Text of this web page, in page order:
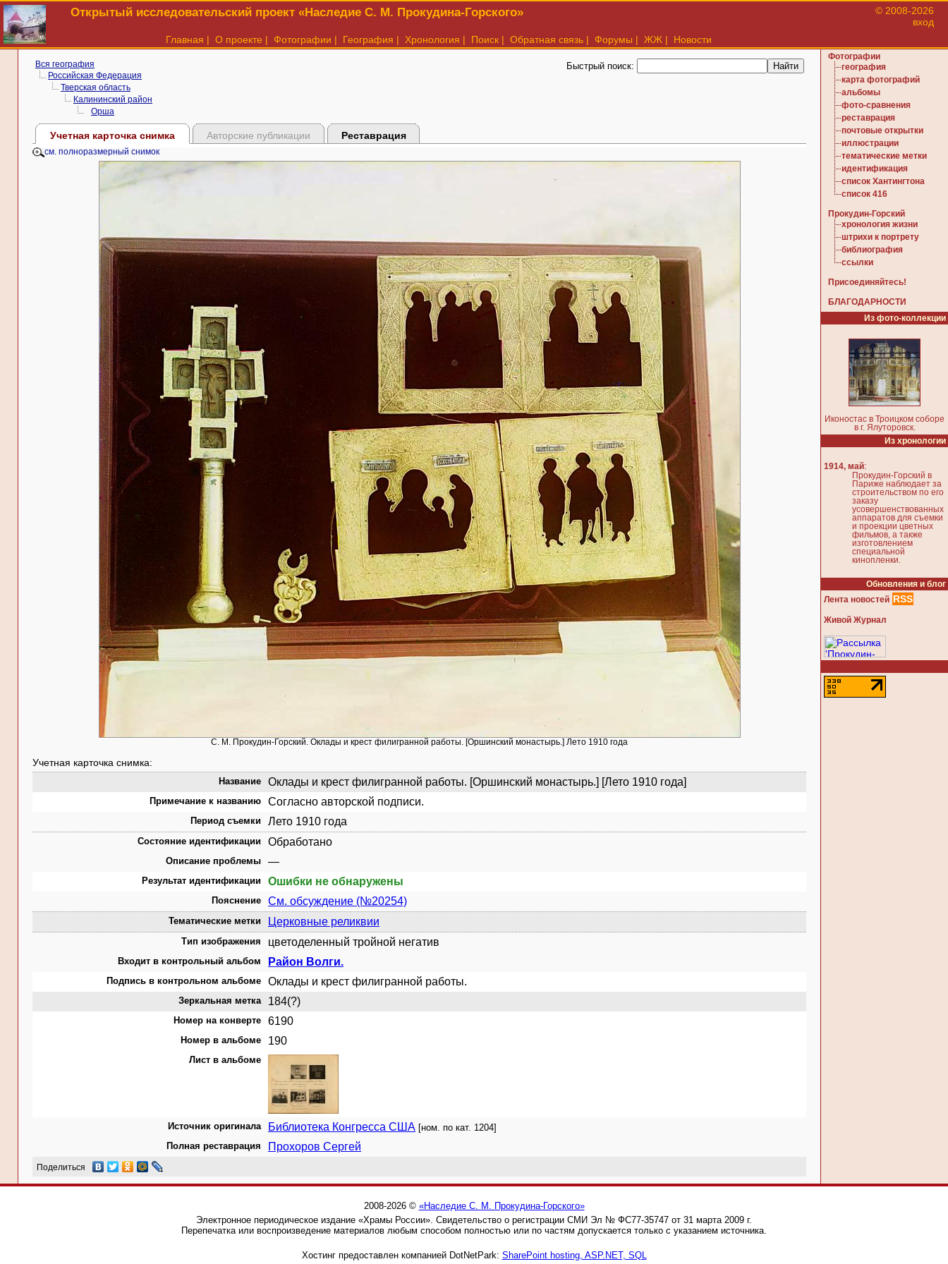
Открытый исследовательский проект «Наследие С. М. Прокудина-Горского»
© 2008-2026
вход
Главная | О проекте | Фотографии | География | Хронология | Поиск | Обратная связь | Форумы | ЖЖ | Новости
Вся география
Российская Федерация
Тверская область
Калининский район
Орша
Быстрый поиск:
Учетная карточка снимка Авторские публикации Реставрация
см. полноразмерный снимок
С. М. Прокудин-Горский. Оклады и крест филигранной работы. [Оршинский монастырь.] Лето 1910 года
Учетная карточка снимка:
Название Оклады и крест филигранной работы. [Оршинский монастырь.] [Лето 1910 года]
Примечание к названию Согласно авторской подписи.
Период съемки Лето 1910 года
Состояние идентификации Обработано
Описание проблемы —
Результат идентификации Ошибки не обнаружены
Пояснение См. обсуждение (№20254)
Тематические метки Церковные реликвии
Тип изображения цветоделенный тройной негатив
Входит в контрольный альбом Район Волги.
Подпись в контрольном альбоме Оклады и крест филигранной работы.
Зеркальная метка 184(?)
Номер на конверте 6190
Номер в альбоме 190
Лист в альбоме
Источник оригинала Библиотека Конгресса США [ном. по кат. 1204]
Полная реставрация
Прохоров Сергей
Поделиться
Фотографии
география
карта фотографий
альбомы
фото-сравнения
реставрация
почтовые открытки
иллюстрации
тематические метки
идентификация
список Хантингтона
список 416
Прокудин-Горский
хронология жизни
штрихи к портрету
библиография
ссылки
Присоединяйтесь!
БЛАГОДАРНОСТИ
Из фото-коллекции
Иконостас в Троицком соборе
в г. Ялуторовск.
Из хронологии
1914, май:
Прокудин-Горский в
Париже наблюдает за
строительством по его
заказу
усовершенствованных
аппаратов для съемки
и проекции цветных
фильмов, а также
изготовлением
специальной
кинопленки.
Обновления и блог
Лента новостей RSS
Живой Журнал
2008-2026 © «Наследие С. М. Прокудина-Горского»
Электронное периодическое издание «Храмы России». Свидетельство о регистрации СМИ Эл № ФС77-35747 от 31 марта 2009 г.
Перепечатка или воспроизведение материалов любым способом полностью или по частям допускается только с указанием источника.
Хостинг предоставлен компанией DotNetPark: SharePoint hosting, ASP.NET, SQL